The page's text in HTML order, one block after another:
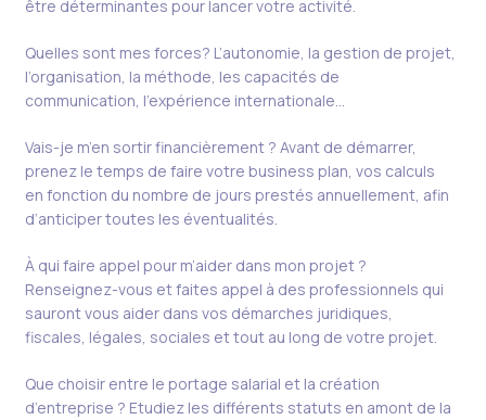
être déterminantes pour lancer votre activité.
Quelles sont mes forces? L’autonomie, la gestion de projet,
l’organisation, la méthode, les capacités de
communication, l’expérience internationale…
Vais-je m’en sortir financièrement ? Avant de démarrer,
prenez le temps de faire votre business plan, vos calculs
en fonction du nombre de jours prestés annuellement, afin
d’anticiper toutes les éventualités.
À qui faire appel pour m’aider dans mon projet ?
Renseignez-vous et faites appel à des professionnels qui
sauront vous aider dans vos démarches juridiques,
fiscales, légales, sociales et tout au long de votre projet.
Que choisir entre le portage salarial et la création
d’entreprise ? Etudiez les différents statuts en amont de la